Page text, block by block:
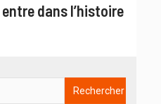
dans l’histoire